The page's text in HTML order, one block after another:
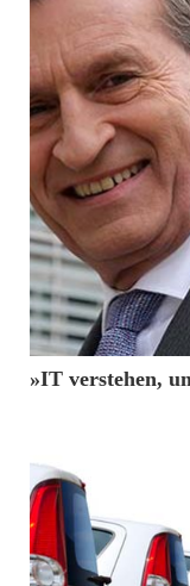
»IT verstehen,